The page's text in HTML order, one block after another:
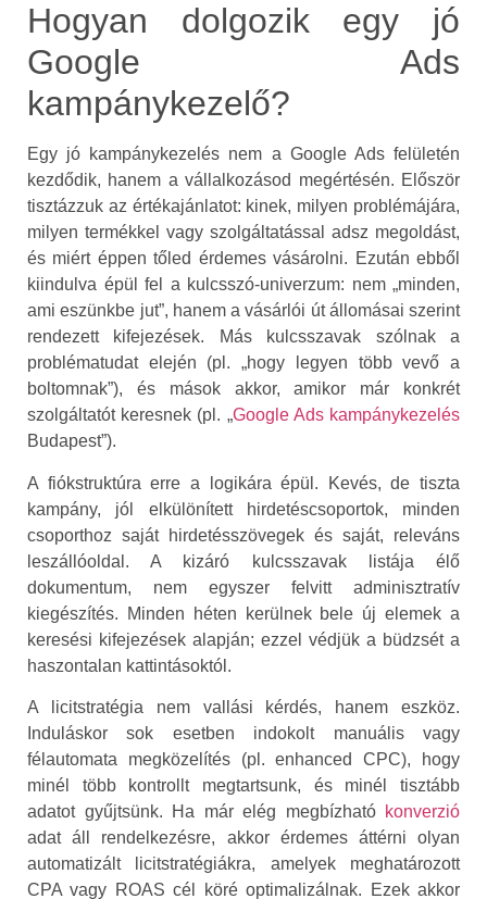
Hogyan dolgozik egy jó
Google Ads
kampánykezelő?
Egy jó kampánykezelés nem a Google Ads felületén
kezdődik, hanem a vállalkozásod megértésén. Először
tisztázzuk az értékajánlatot: kinek, milyen problémájára,
milyen termékkel vagy szolgáltatással adsz megoldást,
és miért éppen tőled érdemes vásárolni. Ezután ebből
kiindulva épül fel a kulcsszó-univerzum: nem „minden,
ami eszünkbe jut”, hanem a vásárlói út állomásai szerint
rendezett kifejezések. Más kulcsszavak szólnak a
problématudat elején (pl. „hogy legyen több vevő a
boltomnak”), és mások akkor, amikor már konkrét
szolgáltatót keresnek (pl. „Google Ads kampánykezelés
Budapest”).
A fiókstruktúra erre a logikára épül. Kevés, de tiszta
kampány, jól elkülönített hirdetéscsoportok, minden
csoporthoz saját hirdetésszövegek és saját, releváns
leszállóoldal. A kizáró kulcsszavak listája élő
dokumentum, nem egyszer felvitt adminisztratív
kiegészítés. Minden héten kerülnek bele új elemek a
keresési kifejezések alapján; ezzel védjük a büdzsét a
haszontalan kattintásoktól.
A licitstratégia nem vallási kérdés, hanem eszköz.
Induláskor sok esetben indokolt manuális vagy
félautomata megközelítés (pl. enhanced CPC), hogy
minél több kontrollt megtartsunk, és minél tisztább
adatot gyűjtsünk. Ha már elég megbízható konverzió
adat áll rendelkezésre, akkor érdemes áttérni olyan
automatizált licitstratégiákra, amelyek meghatározott
CPA vagy ROAS cél köré optimalizálnak. Ezek akkor